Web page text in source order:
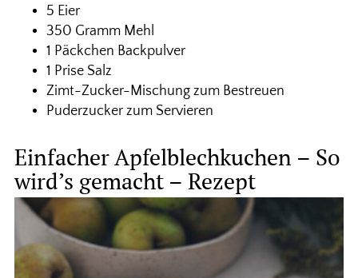
5 Eier
350 Gramm Mehl
1 Päckchen Backpulver
1 Prise Salz
Zimt-Zucker-Mischung zum Bestreuen
Puderzucker zum Servieren
Einfacher Apfelblechkuchen – So
wird’s gemacht – Rezept